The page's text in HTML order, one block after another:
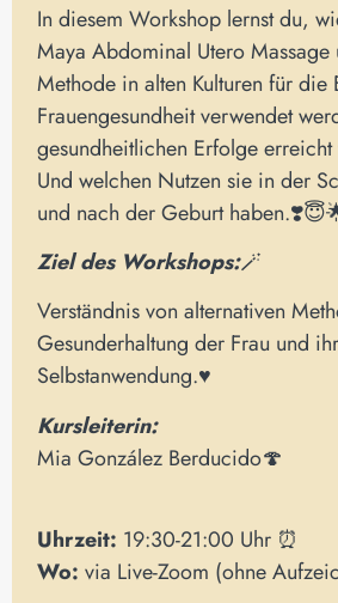
In diesem Workshop lernst du,
Maya Abdominal Utero Massage
Methode in alten Kulturen für die
Frauengesundheit verwendet
gesundheitlichen Erfolge
Und welchen Nutzen sie in der
und nach der Geburt
Ziel des Workshops:🪄
Verständnis von alternativen
Gesunderhaltung der Frau und
Selbstanwendung.♥️
Kursleiterin:
Mia González Berducido🍄
Uhrzeit: 19:30-21:00 Uhr ⏰
Wo: via Live-Zoom (ohne